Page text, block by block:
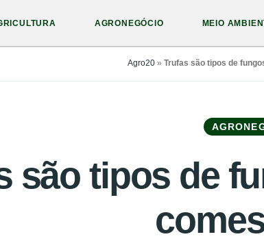
AGRONEGÓCIO MEIO
Agro20 » Trufas são tipos de
são tipos de